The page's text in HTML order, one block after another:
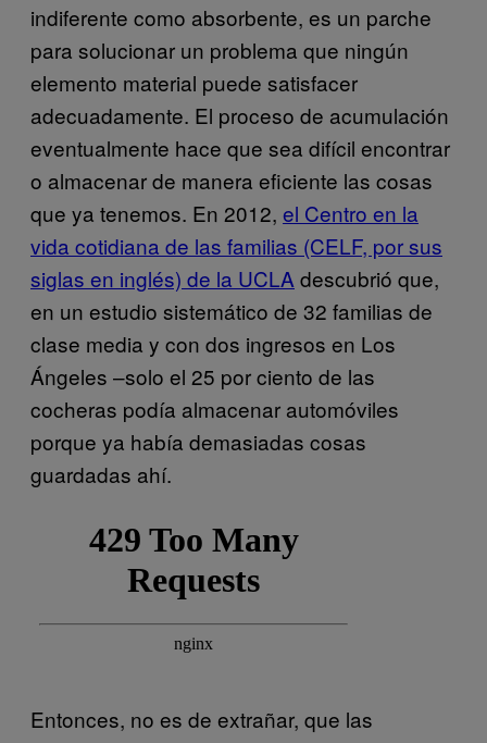
indiferente como absorbente, es un parche
para solucionar un problema que ningún
elemento material puede satisfacer
adecuadamente. El proceso de acumulación
eventualmente hace que sea difícil encontrar
o almacenar de manera eficiente las cosas
que ya tenemos. En 2012, el Centro en la
vida cotidiana de las familias (CELF, por sus
siglas en inglés) de la UCLA descubrió que,
en un estudio sistemático de 32 familias de
clase media y con dos ingresos en Los
Ángeles –solo el 25 por ciento de las
cocheras podía almacenar automóviles
porque ya había demasiadas cosas
guardadas ahí.
Entonces, no es de extrañar, que las